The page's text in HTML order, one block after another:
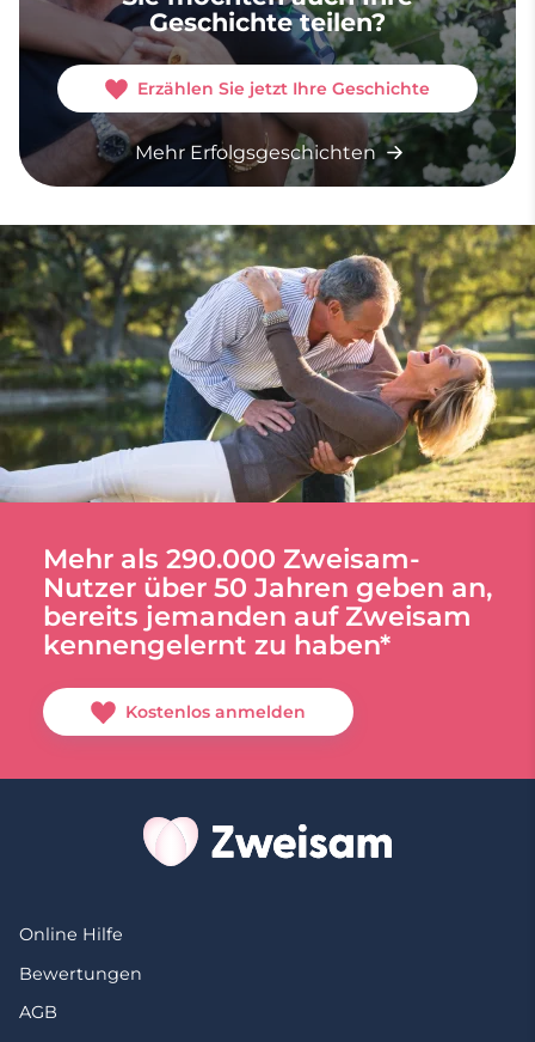
Geschichte teilen?
Erzählen Sie jetzt Ihre Geschichte
Mehr Erfolgsgeschichten
Mehr als 290.000 Zweisam-
Nutzer über 50 Jahren geben an,
bereits jemanden auf Zweisam
kennengelernt zu haben*
Kostenlos anmelden
Online Hilfe
Bewertungen
AGB